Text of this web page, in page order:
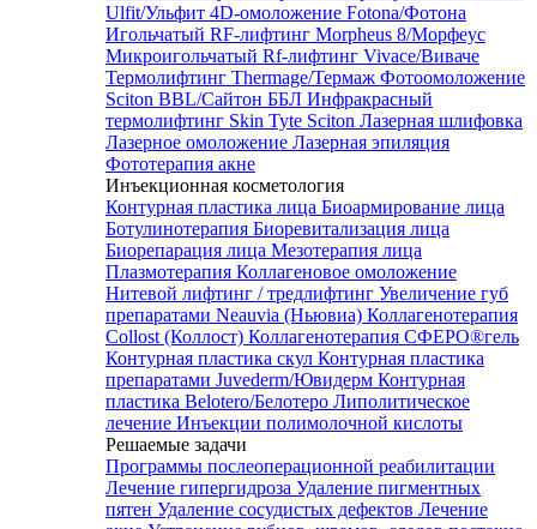
Ulfit/Ульфит 4D-омоложение Fotona/Фотона
Игольчатый RF-лифтинг Morpheus 8/Морфеус
Микроигольчатый Rf-лифтинг Vivace/Виваче
Термолифтинг Thermage/Термаж Фотоомоложение
Sciton BBL/Сайтон ББЛ Инфракрасный
термолифтинг Skin Tyte Sciton Лазерная шлифовка
Лазерное омоложение Лазерная эпиляция
Фототерапия акне
Инъекционная косметология
Контурная пластика лица Биоармирование лица
Ботулинотерапия Биоревитализация лица
Биорепарация лица Мезотерапия лица
Плазмотерапия Коллагеновое омоложение
Нитевой лифтинг / тредлифтинг Увеличение губ
препаратами Neauvia (Ньювиа) Коллагенотерапия
Collost (Коллост) Коллагенотерапия СФЕРО®гель
Контурная пластика скул Контурная пластика
препаратами Juvederm/Ювидерм Контурная
пластика Belotero/Белотеро Липолитическое
лечение Инъекции полимолочной кислоты
Решаемые задачи
Программы послеоперационной реабилитации
Лечение гипергидроза Удаление пигментных
пятен Удаление сосудистых дефектов Лечение